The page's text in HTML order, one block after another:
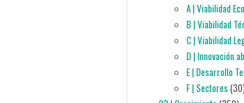
A | Viabilidad
B | Viabilidad
C | Viabilidad
D | Innovación
E | Desarrollo
F | Sectores (30)